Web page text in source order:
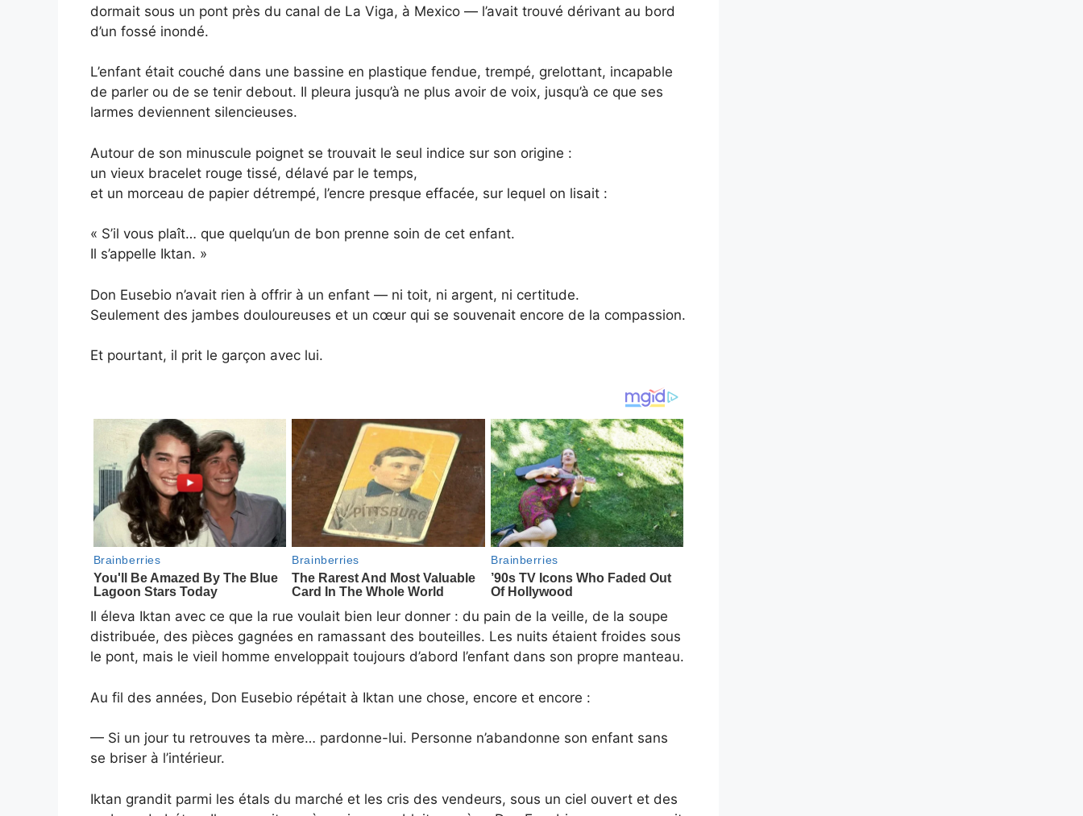
dormait sous un pont près du canal de La Viga, à Mexico — l’avait trouvé dérivant au bord
d’un fossé inondé.
L’enfant était couché dans une bassine en plastique fendue, trempé, grelottant, incapable
de parler ou de se tenir debout. Il pleura jusqu’à ne plus avoir de voix, jusqu’à ce que ses
larmes deviennent silencieuses.
Autour de son minuscule poignet se trouvait le seul indice sur son origine :
un vieux bracelet rouge tissé, délavé par le temps,
et un morceau de papier détrempé, l’encre presque effacée, sur lequel on lisait :
« S’il vous plaît… que quelqu’un de bon prenne soin de cet enfant.
Il s’appelle Iktan. »
Don Eusebio n’avait rien à offrir à un enfant — ni toit, ni argent, ni certitude.
Seulement des jambes douloureuses et un cœur qui se souvenait encore de la compassion.
Et pourtant, il prit le garçon avec lui.
Il éleva Iktan avec ce que la rue voulait bien leur donner : du pain de la veille, de la soupe
distribuée, des pièces gagnées en ramassant des bouteilles. Les nuits étaient froides sous
le pont, mais le vieil homme enveloppait toujours d’abord l’enfant dans son propre manteau.
Au fil des années, Don Eusebio répétait à Iktan une chose, encore et encore :
— Si un jour tu retrouves ta mère… pardonne-lui. Personne n’abandonne son enfant sans
se briser à l’intérieur.
Iktan grandit parmi les étals du marché et les cris des vendeurs, sous un ciel ouvert et des